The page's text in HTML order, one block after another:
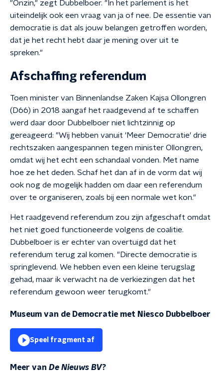
"Onzin," zegt Dubbelboer. "In het parlement is het
uiteindelijk ook een vraag van ja of nee. De essentie van
democratie is dat als jouw belangen getroffen worden,
dat je het recht hebt daar je mening over uit te
spreken."
Afschaffing referendum
Toen minister van Binnenlandse Zaken Kajsa Ollongren
(D66) in 2018 aangaf het raadgevend af te schaffen
werd daar door Dubbelboer niet lichtzinnig op
gereageerd: "Wij hebben vanuit 'Meer Democratie' drie
rechtszaken aangespannen tegen minister Ollongren,
omdat wij het echt een schandaal vonden. Met name
hoe ze het deden. Schaf het dan af in de vorm dat wij
ook nog de mogelijk hadden om daar een referendum
over te organiseren, zoals bij een normale wet kon."
Het raadgevend referendum zou zijn afgeschaft omdat
het niet goed functioneerde volgens de coalitie.
Dubbelboer is er echter van overtuigd dat het
referendum terug zal komen. "Directe democratie is
springlevend. We hebben even een kleine terugslag
gehad, maar ik verwacht na de verkiezingen dat het
referendum gewoon weer terugkomt."
Museum van de Democratie met Niesco Dubbelboer
Speel fragment af
Meer van De Nieuws BV?